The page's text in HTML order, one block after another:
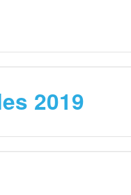
2019